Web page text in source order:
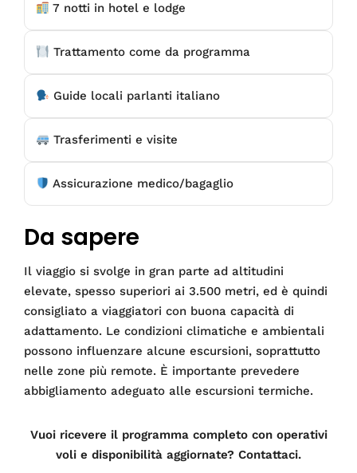
7 notti in hotel e lodge
Trattamento come da programma
Guide locali parlanti italiano
Trasferimenti e visite
Assicurazione medico/bagaglio
Da sapere
Il viaggio si svolge in gran parte ad altitudini
elevate, spesso superiori ai 3.500 metri, ed è quindi
consigliato a viaggiatori con buona capacità di
adattamento. Le condizioni climatiche e ambientali
possono influenzare alcune escursioni, soprattutto
nelle zone più remote. È importante prevedere
abbigliamento adeguato alle escursioni termiche.
Vuoi ricevere il programma completo con operativi
voli e disponibilità aggiornate? Contattaci.